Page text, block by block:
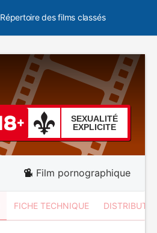
Répertoire des films classés
SEXUALITÉ
EXPLICITE
Film pornographique
FICHE TECHNIQUE